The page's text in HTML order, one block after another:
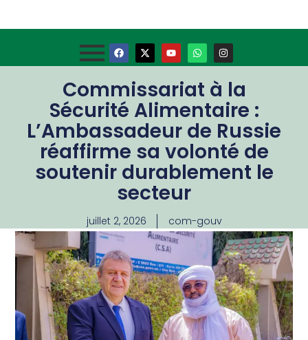
Commissariat à la
Sécurité Alimentaire :
L’Ambassadeur de Russie
réaffirme sa volonté de
soutenir durablement le
secteur
juillet 2, 2026 com-gouv